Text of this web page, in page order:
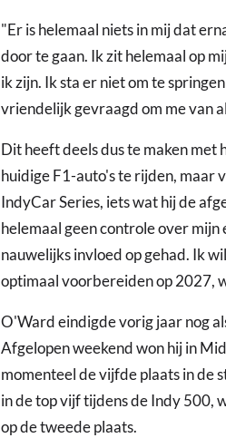
"Er is helemaal niets in mij dat
door te gaan. Ik zit helemaal op
ik zijn. Ik sta er niet om te
vriendelijk gevraagd om me van
Dit heeft deels dus te maken
huidige F1-auto's te rijden, maar
IndyCar Series, iets wat hij de
helemaal geen controle over
nauwelijks invloed op gehad. Ik
optimaal voorbereiden op 2027,
O'Ward eindigde vorig jaar nog
Afgelopen weekend won hij in
momenteel de vijfde plaats in de
in de top vijf tijdens de Indy 500,
op de tweede plaats.